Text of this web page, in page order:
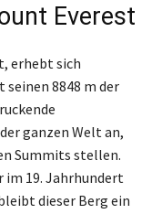
Everest
erhebt sich
8848 m der
ganzen Welt an,
Summits stellen.
im 19. Jahrhundert
dieser Berg ein